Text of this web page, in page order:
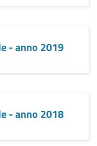
- anno 2019
- anno 2018